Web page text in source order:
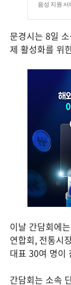
음성 지원 서
문경시는 8일
제 활성화를 위
이날 간담회에
연합회, 전통시
대표 30여 명이
간담회는 소속